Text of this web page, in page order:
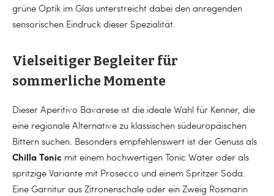
grüne Optik im Glas unterstreicht dabei den anregenden
sensorischen Eindruck dieser Spezialität.
Vielseitiger Begleiter für
sommerliche Momente
Dieser Aperitivo Bavarese ist die ideale Wahl für Kenner, die
eine regionale Alternative zu klassischen südeuropäischen
Bittern suchen. Besonders empfehlenswert ist der Genuss als
Chilla Tonic mit einem hochwertigen Tonic Water oder als
spritzige Variante mit Prosecco und einem Spritzer Soda.
Eine Garnitur aus Zitronenschale oder ein Zweig Rosmarin